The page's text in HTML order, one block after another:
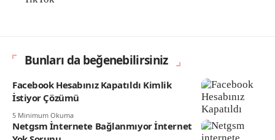
Bunları da beğenebilirsiniz
Facebook Hesabınız Kapatıldı Kimlik
İstiyor Çözümü
5 Minimum Okuma
Netgsm İnternete Bağlanmıyor İnternet